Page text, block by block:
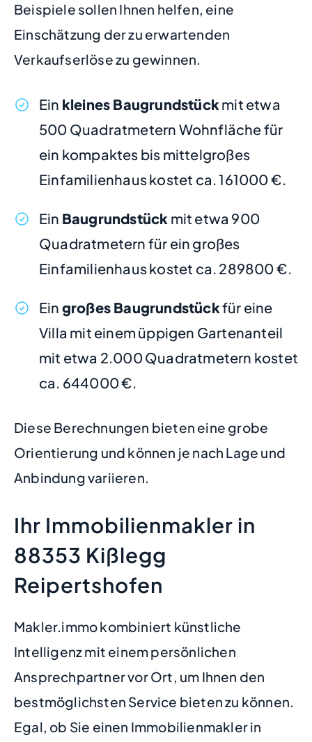
Beispiele sollen Ihnen helfen, eine
Einschätzung der zu erwartenden
Verkaufserlöse zu gewinnen.
Ein kleines Baugrundstückmit etwa
500 Quadratmetern Wohnfläche für
ein kompaktes bis mittelgroßes
Einfamilienhaus kostet ca. 161000 €.
Ein Baugrundstück mit etwa 900
Quadratmetern für ein großes
Einfamilienhaus kostet ca. 289800 €.
Ein großes Baugrundstückfür eine
Villa mit einem üppigen Gartenanteil
mit etwa 2.000 Quadratmetern kostet
ca. 644000 €.
Diese Berechnungen bieten eine grobe
Orientierung und können je nach Lage und
Anbindung variieren.
Ihr Immobilienmakler in
88353 Kißlegg
Reipertshofen
Makler.immo kombiniert künstliche
Intelligenz mit einem persönlichen
Ansprechpartner vor Ort, um Ihnen den
bestmöglichsten Service bieten zu können.
Egal, ob Sie einen Immobilienmakler in